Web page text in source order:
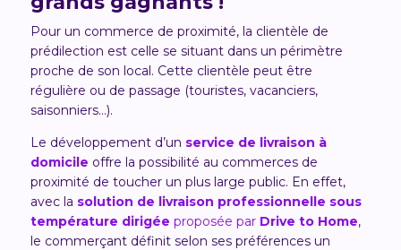
Pour un commerce de proximité, la clientèle de
prédilection est celle se situant dans un périmètre
proche de son local. Cette clientèle peut être
régulière ou de passage (touristes, vacanciers,
saisonniers…).
Le développement d’un service de livraison à
domicile offre la possibilité au commerces de
proximité de toucher un plus large public. En effet,
avec la solution de livraison professionnelle sous
température dirigée proposée par Drive to Home,
le commerçant définit selon ses préférences un